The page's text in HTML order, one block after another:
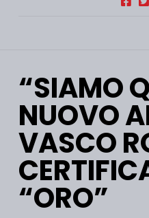
“SIAMO
NUOVO
VASCO
“ORO”